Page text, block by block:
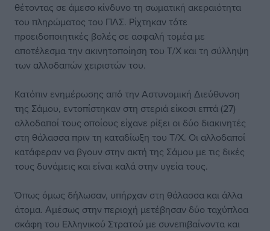
θέτοντας σε άμεσο κίνδυνο τη σωματική ακεραιότητα
του πληρώματος του ΠΛΣ. Ρίχτηκαν τότε
προειδοποιητικές βολές σε ασφαλή τομέα με
αποτέλεσμα την ακινητοποίηση του Τ/Χ και τη σύλληψη
των αλλοδαπών χειριστών του.
Κατόπιν ενημέρωσης από την Αστυνομική Διεύθυνση
της Σάμου, εντοπίστηκαν στη στεριά είκοσι επτά (27)
αλλοδαποί τους οποίους είχανε ρίξει οι δύο διακινητές
στη θάλασσα πριν τη καταδίωξη του Τ/Χ. Οι αλλοδαποί
κατάφεραν να βγουν στην ακτή της Σάμου με τις δικές
τους δυνάμεις και είναι καλά στην υγεία τους.
Όπως όμως δήλωσαν, υπήρχαν στη θάλασσα και άλλα
άτομα. Αμέσως στην περιοχή μετέβησαν δύο ταχύπλοα
σκάφη του Ελληνικού Στρατού με συνεπιβαίνοντα και